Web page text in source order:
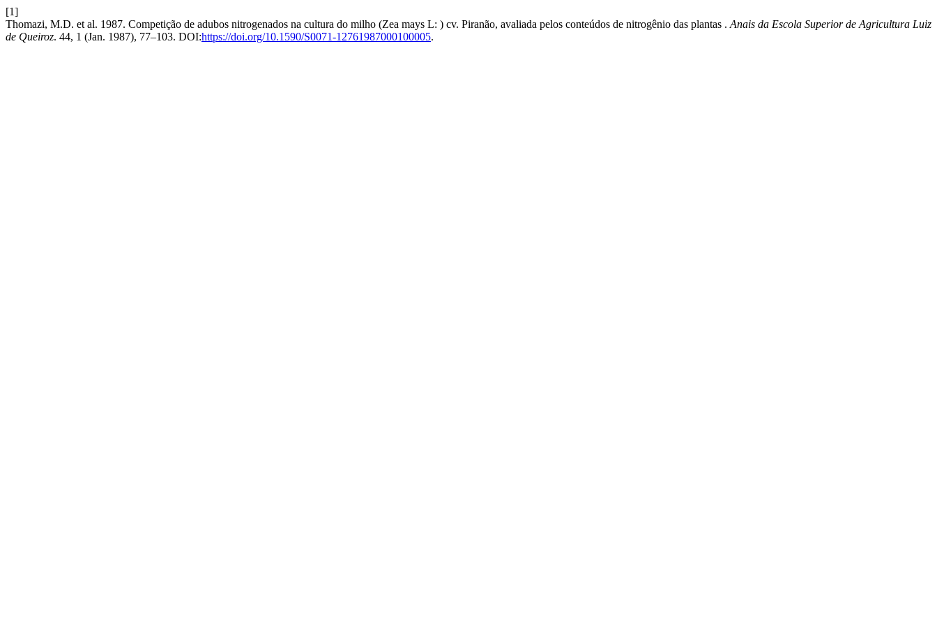
[1]
Thomazi, M.D. et al. 1987. Competição de adubos nitrogenados na cultura do milho (Zea mays L: ) cv. Piranão, avaliada pelos conteúdos de nitrogênio das plantas . Anais da Escola Superior de Agricultura Luiz
de Queiroz. 44, 1 (Jan. 1987), 77–103. DOI:https://doi.org/10.1590/S0071-12761987000100005.